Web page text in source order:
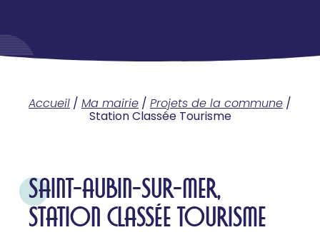
Accueil / Ma mairie / Projets de la commune /
Station Classée Tourisme
SAINT-AUBIN-SUR-MER,
STATION CLASSÉE TOURISME